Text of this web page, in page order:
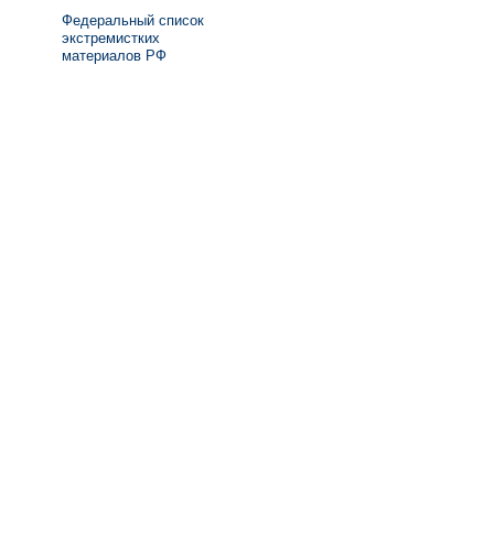
Федеральный список
экстремистких
материалов РФ